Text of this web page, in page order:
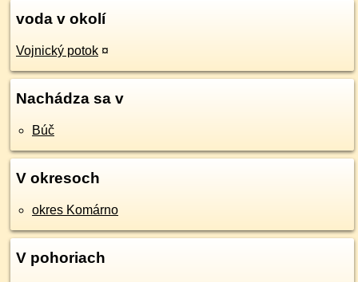
voda v okolí
Vojnický potok ¤
Nachádza sa v
Búč
V okresoch
okres Komárno
V pohoriach